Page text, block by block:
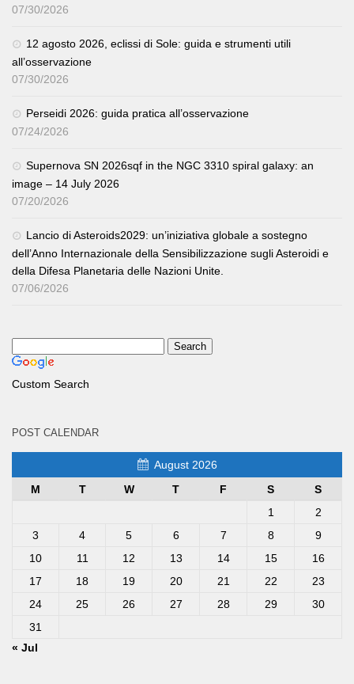
07/30/2026
12 agosto 2026, eclissi di Sole: guida e strumenti utili
all’osservazione
07/30/2026
Perseidi 2026: guida pratica all’osservazione
07/24/2026
Supernova SN 2026sqf in the NGC 3310 spiral galaxy: an
image – 14 July 2026
07/20/2026
Lancio di Asteroids2029: un’iniziativa globale a sostegno
dell’Anno Internazionale della Sensibilizzazione sugli Asteroidi e
della Difesa Planetaria delle Nazioni Unite.
07/06/2026
Custom Search
POST CALENDAR
August 2026
M
T W T F S
S
1
2
3
4 5 6 7 8
9
10
11 12 13 14 15
16
17
18 19 20 21 22
23
24
25 26 27 28 29
30
31
« Jul